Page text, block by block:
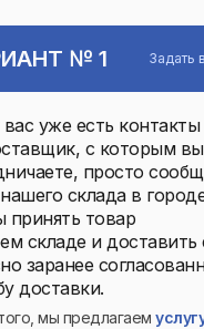
мы предлагаем
вас уже есть
с которым вы
просто
склада в
принять товар
складе и доставить
заранее
доставки.
Задать
№ 1